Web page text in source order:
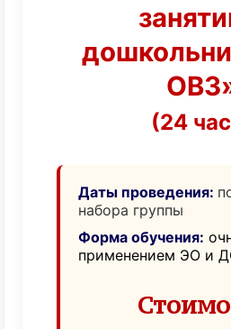
(24
Даты проведения:
набора группы
Форма обучения:
применением ЭО и